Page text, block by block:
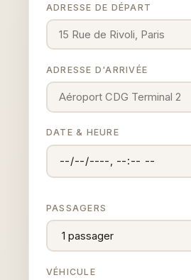
ADRESSE DE DÉPART
ADRESSE D'ARRIVÉE
DATE & HEURE
PASSAGERS
VÉHICULE